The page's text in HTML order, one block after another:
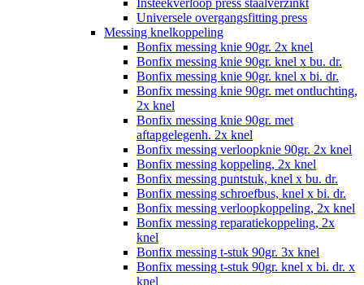
Insteekverloop press staalverzinkt
Universele overgangsfitting press
Messing knelkoppeling
Bonfix messing knie 90gr. 2x knel
Bonfix messing knie 90gr. knel x bu. dr.
Bonfix messing knie 90gr. knel x bi. dr.
Bonfix messing knie 90gr. met ontluchting,
2x knel
Bonfix messing knie 90gr. met
aftapgelegenh. 2x knel
Bonfix messing verloopknie 90gr. 2x knel
Bonfix messing koppeling, 2x knel
Bonfix messing puntstuk, knel x bu. dr.
Bonfix messing schroefbus, knel x bi. dr.
Bonfix messing verloopkoppeling, 2x knel
Bonfix messing reparatiekoppeling, 2x
knel
Bonfix messing t-stuk 90gr. 3x knel
Bonfix messing t-stuk 90gr. knel x bi. dr. x
knel